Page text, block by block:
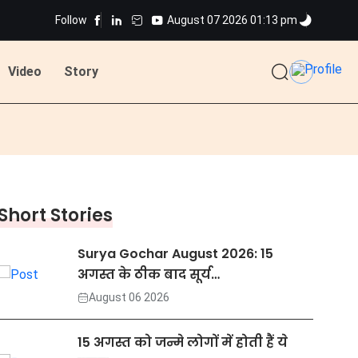
Follow August 07 2026 01:13 pm
Video Story
Stories
Surya Gochar August 2026: 15
अगस्त के ठीक बाद सूर्य…
August 06 2026
15 अगस्त को जन्मे लोगों में होती हैं ये